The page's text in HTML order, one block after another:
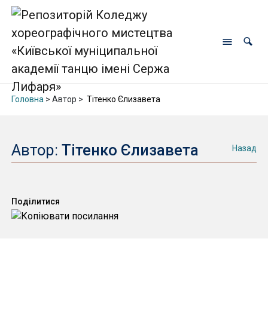
Головна > Автор > Тітенко Єлизавета
Автор: Тітенко Єлизавета Назад
Поділитися